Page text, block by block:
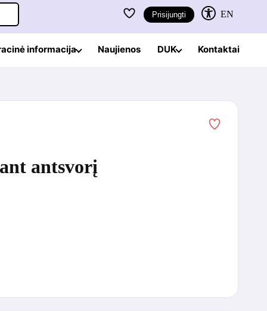
Prisijungti EN
informacija Naujienos DUK Kontaktai
antsvorį